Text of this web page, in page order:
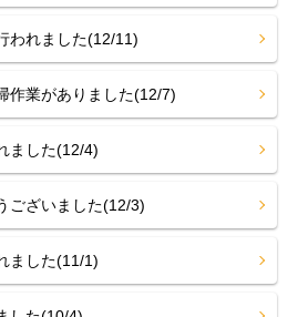
われました(12/11)
作業がありました(12/7)
ました(12/4)
ございました(12/3)
ました(11/1)